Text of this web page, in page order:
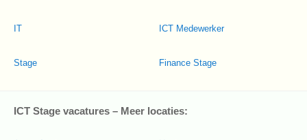
IT
Stage
ICT Medewerker
Finance Stage
ICT Stage vacatures – Meer locaties: